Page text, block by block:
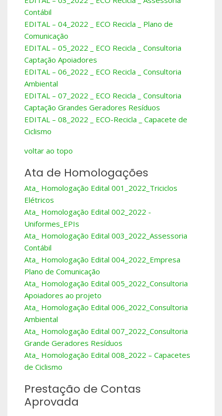
Contábil
EDITAL – 04_2022 _ ECO Recicla _ Plano de
Comunicação
EDITAL – 05_2022 _ ECO Recicla _ Consultoria
Captação Apoiadores
EDITAL – 06_2022 _ ECO Recicla _ Consultoria
Ambiental
EDITAL – 07_2022 _ ECO Recicla _ Consultoria
Captação Grandes Geradores Resíduos
EDITAL – 08_2022 _ ECO-Recicla _ Capacete de
Ciclismo
voltar ao topo
Ata de Homologações
Ata_ Homologação Edital 001_2022_Triciclos
Elétricos
Ata_ Homologação Edital 002_2022 -
Uniformes_EPIs
Ata_ Homologação Edital 003_2022_Assessoria
Contábil
Ata_ Homologação Edital 004_2022_Empresa
Plano de Comunicação
Ata_ Homologação Edital 005_2022_Consultoria
Apoiadores ao projeto
Ata_ Homologação Edital 006_2022_Consultoria
Ambiental
Ata_ Homologação Edital 007_2022_Consultoria
Grande Geradores Resíduos
Ata_ Homologação Edital 008_2022 – Capacetes
de Ciclismo
Prestação de Contas
Aprovada